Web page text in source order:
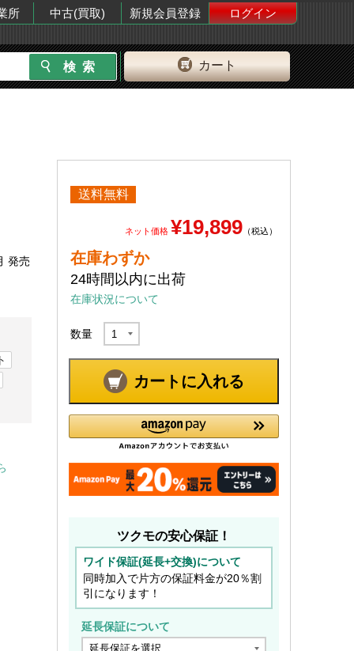
所 中古(買取) 新規会員登録 ログイン
カート
発売
送料無料
ネット価格 ¥19,899 （税込）
在庫わずか
24時間以内に出荷
在庫状況について
数量
カートに入れる
ツクモの安心保証！
ワイド保証(延長+交換)について
同時加入で片方の保証料金が20％割
引になります！
延長保証について